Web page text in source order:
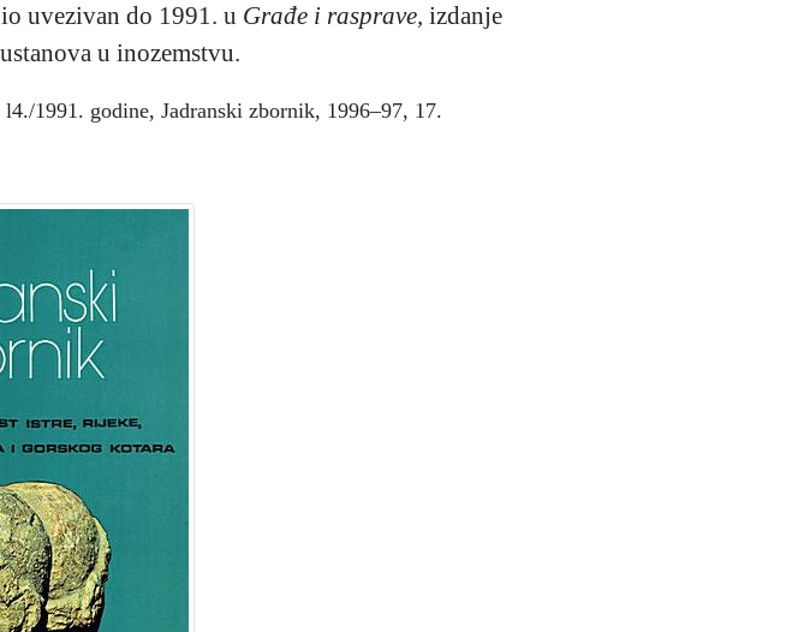
uvezivan do 1991. u Građe i rasprave, izdanje
u inozemstvu.
1991. godine, Jadranski zbornik, 1996–97, 17.